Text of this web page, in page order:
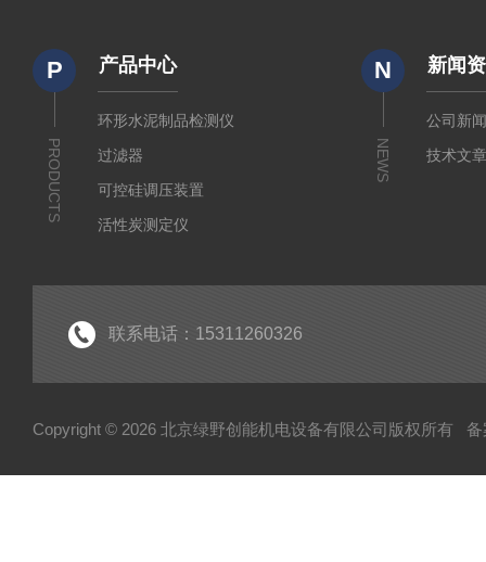
P
PRODUCTS
产品中心
环形水泥制品检测仪
过滤器
可控硅调压装置
活性炭测定仪
N
NEWS
新闻
公司新
技术文
联系电话：15311260326
Copyright © 2026 北京绿野创能机电设备有限公司版权所有 备